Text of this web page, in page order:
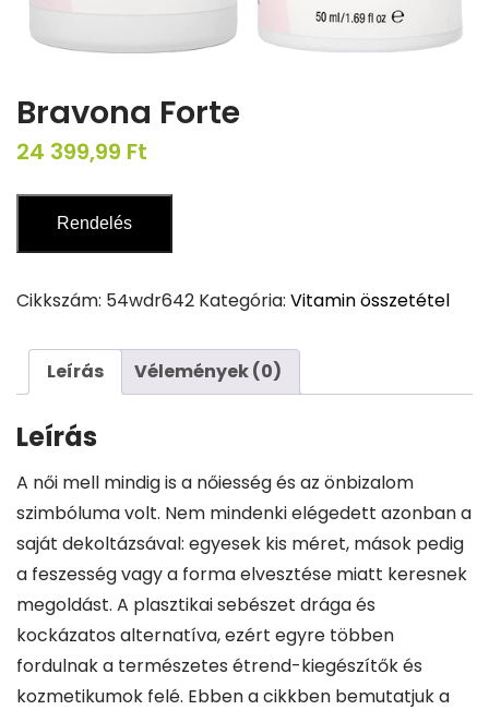
Bravona Forte
24 399,99 Ft
Rendelés
Cikkszám: 54wdr642 Kategória: Vitamin összetétel
Leírás Vélemények (0)
Leírás
A női mell mindig is a nőiesség és az önbizalom
szimbóluma volt. Nem mindenki elégedett azonban a
saját dekoltázsával: egyesek kis méret, mások pedig
a feszesség vagy a forma elvesztése miatt keresnek
megoldást. A plasztikai sebészet drága és
kockázatos alternatíva, ezért egyre többen
fordulnak a természetes étrend-kiegészítők és
kozmetikumok felé. Ebben a cikkben bemutatjuk a